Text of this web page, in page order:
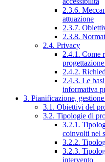
2.3.6.
attuazione
2.3.7.
2.3.8.
2.4. Privacy
2.4.1. Come
2.4.2.
2.4.3. Le
informativa
3. Pianificazione, gestione
3.1. Obiettivi del
3.2. Tipologie di
3.2.1.
coinvolti nel
3.2.2.
3.2.3.
intervento